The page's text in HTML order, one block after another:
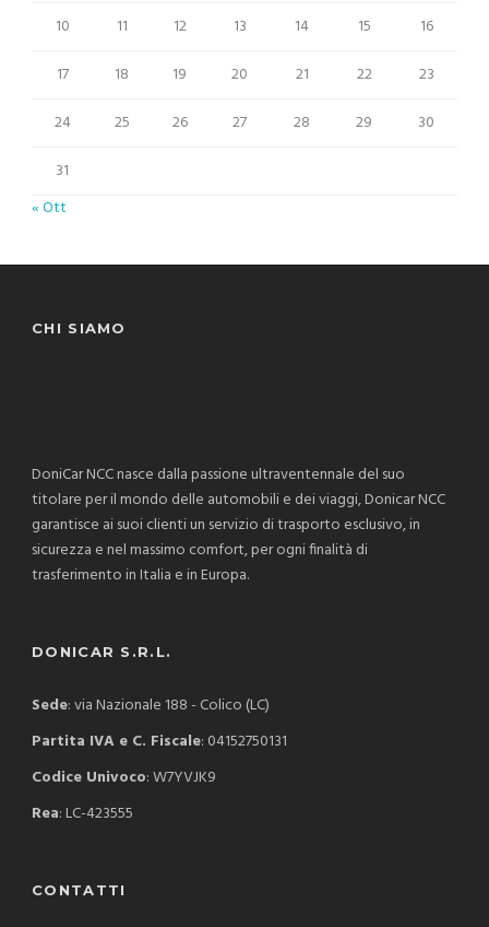
10
11 12 13 14 15
16
17
18 19 20 21 22
23
24
25 26 27 28 29
30
31
« Ott
CHI SIAMO
DoniCar NCC nasce dalla passione ultraventennale del suo
titolare per il mondo delle automobili e dei viaggi, Donicar NCC
garantisce ai suoi clienti un servizio di trasporto esclusivo, in
sicurezza e nel massimo comfort, per ogni finalità di
trasferimento in Italia e in Europa.
DONICAR S.R.L.
Sede: via Nazionale 188 - Colico (LC)
Partita IVA e C. Fiscale: 04152750131
Codice Univoco: W7YVJK9
Rea: LC-423555
CONTATTI